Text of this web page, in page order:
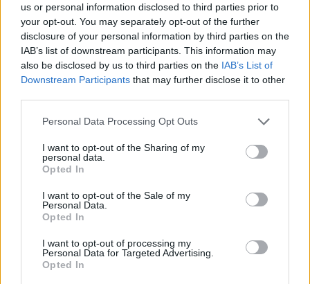
us or personal information disclosed to third parties prior to
your opt-out. You may separately opt-out of the further
disclosure of your personal information by third parties on the
IAB’s list of downstream participants. This information may
also be disclosed by us to third parties on the IAB’s List of
Downstream Participants that may further disclose it to other
Personal Data Processing Opt Outs
I want to opt-out of the Sharing of my
personal data.
Opted In
I want to opt-out of the Sale of my
Personal Data.
Opted In
I want to opt-out of processing my
Personal Data for Targeted Advertising.
Opted In
Ha szeretnéd megkapni legfrissebb cikkeinket az érettségiről, az
felsőoktatás, a közoktatás, a nyelvoktatás és a felnőttképzés
legfontosabb változásai,